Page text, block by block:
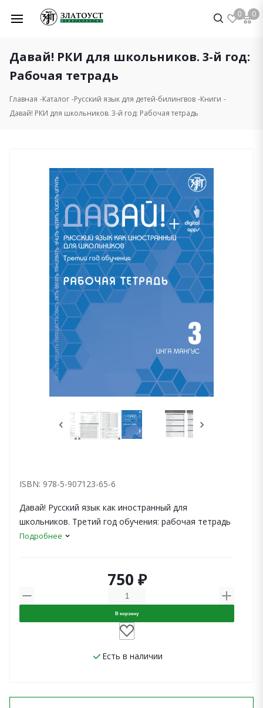
0 0
Давай! РКИ для школьников. 3-й год:
Рабочая тетрадь
Главная Каталог Русский язык для детей-билингвов Книги
Давай! РКИ для школьников. 3-й год: Рабочая тетрадь
ISBN: 978-5-907123-65-6
Давай! Русский язык как иностранный для
школьников. Третий год обучения: рабочая тетрадь
Подробнее
750 ₽
В корзину
Есть в наличии